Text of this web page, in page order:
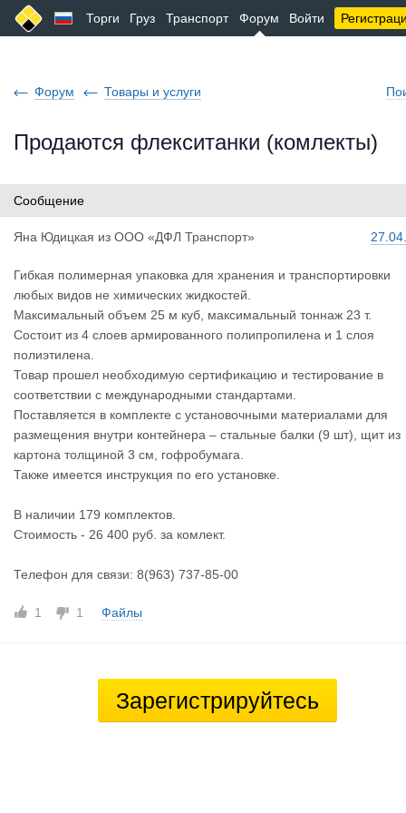
Торги Груз Транспорт Форум Войти
Форум Товары и услуги
Продаются флекситанки (комлекты)
Сообщение
Яна Юдицкая из ООО «ДФЛ Транспорт»
Гибкая полимерная упаковка для хранения и транспортировки
любых видов не химических жидкостей.
Максимальный объем 25 м куб, максимальный тоннаж 23 т.
Состоит из 4 слоев армированного полипропилена и 1 слоя
полиэтилена.
Товар прошел необходимую сертификацию и тестирование в
соответствии с международными стандартами.
Поставляется в комплекте с установочными материалами для
размещения внутри контейнера – стальные балки (9 шт), щит из
картона толщиной 3 см, гофробумага.
Также имеется инструкция по его установке.
В наличии 179 комплектов.
Стоимость - 26 400 руб. за комлект.
Телефон для связи: 8(963) 737-85-00
1 1 Файлы
Зарегистрируйтесь